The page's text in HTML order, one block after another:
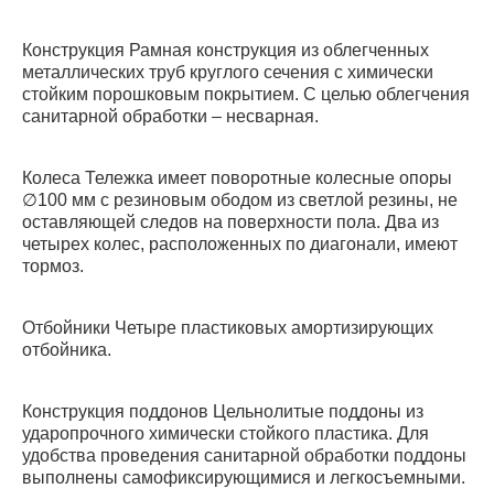
Конструкция Рамная конструкция из облегченных
металлических труб круглого сечения с химически
стойким порошковым покрытием. С целью облегчения
санитарной обработки – несварная.
Колеса Тележка имеет поворотные колесные опоры
∅100 мм с резиновым ободом из светлой резины, не
оставляющей следов на поверхности пола. Два из
четырех колес, расположенных по диагонали, имеют
тормоз.
Отбойники Четыре пластиковых амортизирующих
отбойника.
Конструкция поддонов Цельнолитые поддоны из
ударопрочного химически стойкого пластика. Для
удобства проведения санитарной обработки поддоны
выполнены самофиксирующимися и легкосъемными.